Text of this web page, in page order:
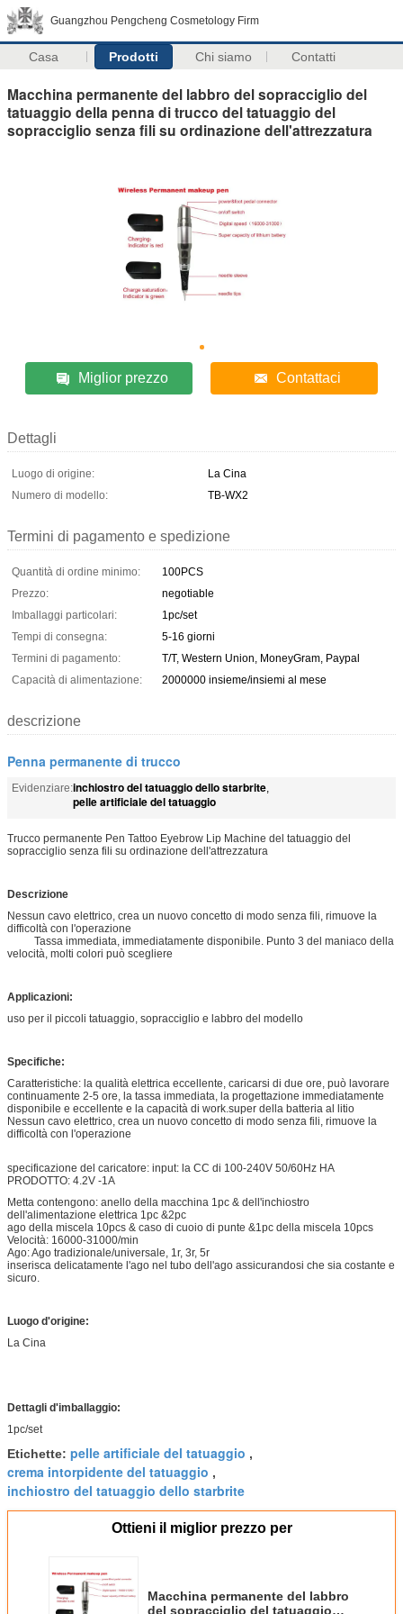
Guangzhou Pengcheng Cosmetology Firm
Casa Prodotti Chi siamo Contatti
Macchina permanente del labbro del sopracciglio del
tatuaggio della penna di trucco del tatuaggio del
sopracciglio senza fili su ordinazione dell'attrezzatura
Miglior prezzo Contattaci
Dettagli
Luogo di origine:
La Cina
Numero di modello:
TB-WX2
Termini di pagamento e spedizione
Quantità di ordine minimo:
100PCS
Prezzo:
negotiable
Imballaggi particolari:
1pc/set
Tempi di consegna:
5-16 giorni
Termini di pagamento:
T/T, Western Union, MoneyGram, Paypal
Capacità di alimentazione:
2000000 insieme/insiemi al mese
descrizione
Penna permanente di trucco
Evidenziare:inchiostro del tatuaggio dello starbrite,
pelle artificiale del tatuaggio
Trucco permanente Pen Tattoo Eyebrow Lip Machine del tatuaggio del
sopracciglio senza fili su ordinazione dell'attrezzatura
Descrizione
Nessun cavo elettrico, crea un nuovo concetto di modo senza fili, rimuove la
difficoltà con l'operazione
Tassa immediata, immediatamente disponibile. Punto 3 del maniaco della
velocità, molti colori può scegliere
Applicazioni:
uso per il piccoli tatuaggio, sopracciglio e labbro del modello
Specifiche:
Caratteristiche: la qualità elettrica eccellente, caricarsi di due ore, può lavorare
continuamente 2-5 ore, la tassa immediata, la progettazione immediatamente
disponibile e eccellente e la capacità di work.super della batteria al litio
Nessun cavo elettrico, crea un nuovo concetto di modo senza fili, rimuove la
difficoltà con l'operazione
specificazione del caricatore: input: la CC di 100-240V 50/60Hz HA
PRODOTTO: 4.2V -1A
Metta contengono: anello della macchina 1pc & dell'inchiostro
dell'alimentazione elettrica 1pc &2pc
ago della miscela 10pcs & caso di cuoio di punte &1pc della miscela 10pcs
Velocità: 16000-31000/min
Ago: Ago tradizionale/universale, 1r, 3r, 5r
inserisca delicatamente l'ago nel tubo dell'ago assicurandosi che sia costante e
sicuro.
Luogo d'origine:
La Cina
Dettagli d'imballaggio:
1pc/set
Etichette: pelle artificiale del tatuaggio ,
crema intorpidente del tatuaggio ,
inchiostro del tatuaggio dello starbrite
Ottieni il miglior prezzo per
Macchina permanente del labbro
del sopracciglio del tatuaggio